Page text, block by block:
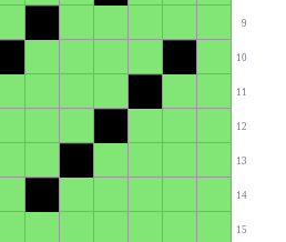
9
10
11
12
13
14
15